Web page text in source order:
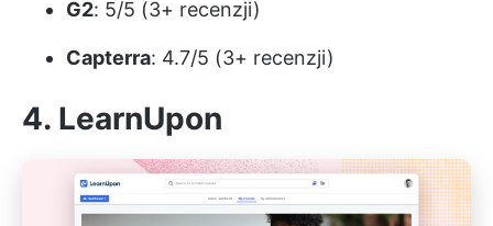
G2: 5/5 (3+ recenzji)
Capterra: 4.7/5 (3+ recenzji)
4. LearnUpon